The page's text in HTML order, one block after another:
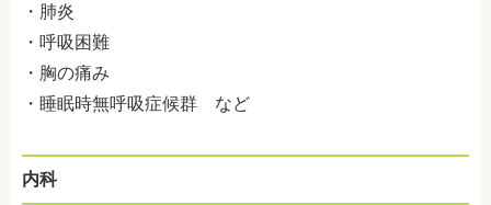
・肺炎
・呼吸困難
・胸の痛み
・睡眠時無呼吸症候群 など
内科